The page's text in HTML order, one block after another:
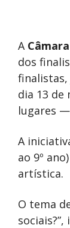
A
dos
dia 13 de
lugares
A
ao 9º
artística.
O tema